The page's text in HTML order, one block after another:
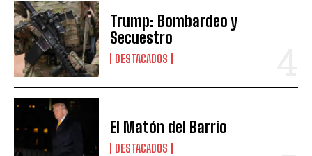
Trump: Bombardeo y
Secuestro
DESTACADOS
El Matón del Barrio
DESTACADOS